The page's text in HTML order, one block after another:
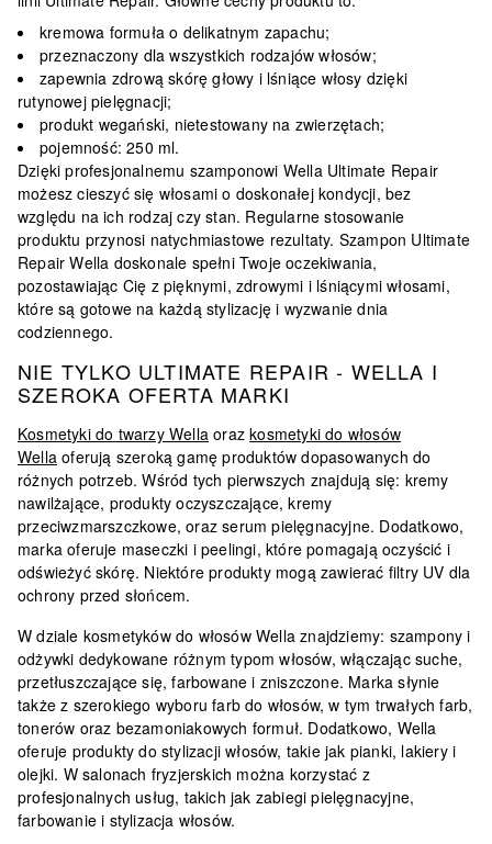
kremowa formuła o delikatnym zapachu;
przeznaczony dla wszystkich rodzajów włosów;
zapewnia zdrową skórę głowy i lśniące włosy dzięki
rutynowej pielęgnacji;
produkt wegański, nietestowany na zwierzętach;
pojemność: 250 ml.
Dzięki profesjonalnemu szamponowi Wella Ultimate Repair
możesz cieszyć się włosami o doskonałej kondycji, bez
względu na ich rodzaj czy stan. Regularne stosowanie
produktu przynosi natychmiastowe rezultaty. Szampon Ultimate
Repair Wella doskonale spełni Twoje oczekiwania,
pozostawiając Cię z pięknymi, zdrowymi i lśniącymi włosami,
które są gotowe na każdą stylizację i wyzwanie dnia
codziennego.
NIE TYLKO ULTIMATE REPAIR - WELLA I
SZEROKA OFERTA MARKI
Kosmetyki do twarzy Wella orazkosmetyki do włosów
Wella oferują szeroką gamę produktów dopasowanych do
różnych potrzeb. Wśród tych pierwszych znajdują się: kremy
nawilżające, produkty oczyszczające, kremy
przeciwzmarszczkowe, oraz serum pielęgnacyjne. Dodatkowo,
marka oferuje maseczki i peelingi, które pomagają oczyścić i
odświeżyć skórę. Niektóre produkty mogą zawierać filtry UV dla
ochrony przed słońcem.
W dziale kosmetyków do włosów Wella znajdziemy: szampony i
odżywki dedykowane różnym typom włosów, włączając suche,
przetłuszczające się, farbowane i zniszczone. Marka słynie
także z szerokiego wyboru farb do włosów, w tym trwałych farb,
tonerów oraz bezamoniakowych formuł. Dodatkowo, Wella
oferuje produkty do stylizacji włosów, takie jak pianki, lakiery i
olejki. W salonach fryzjerskich można korzystać z
profesjonalnych usług, takich jak zabiegi pielęgnacyjne,
farbowanie i stylizacja włosów.